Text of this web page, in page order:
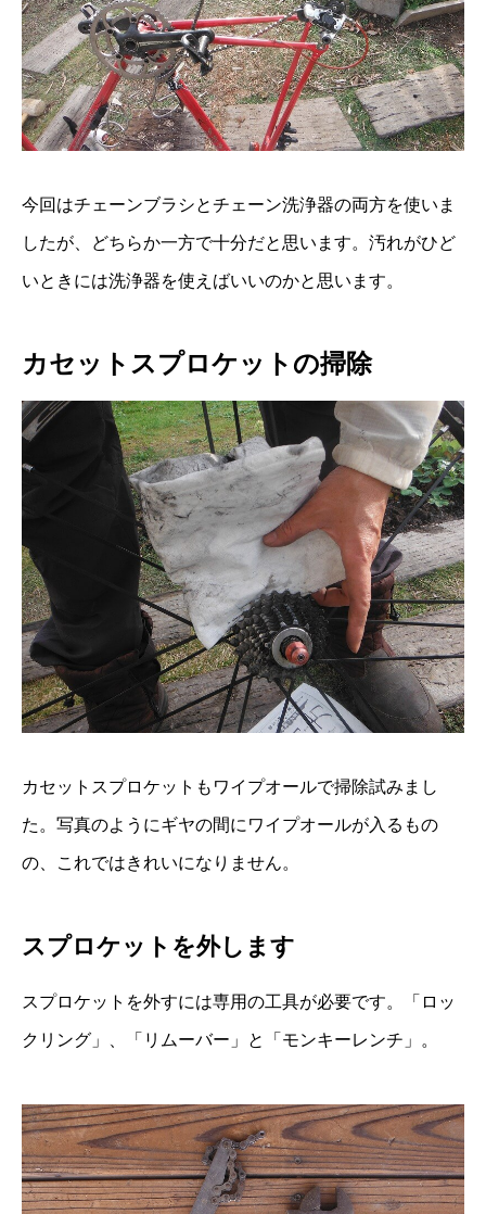
今回はチェーンブラシとチェーン洗浄器の両方を使いま
したが、どちらか一方で十分だと思います。汚れがひど
いときには洗浄器を使えばいいのかと思います。
カセットスプロケットの掃除
カセットスプロケットもワイプオールで掃除試みまし
た。写真のようにギヤの間にワイプオールが入るもの
の、これではきれいになりません。
スプロケットを外します
スプロケットを外すには専用の工具が必要です。「ロッ
クリング」、「リムーバー」と「モンキーレンチ」。